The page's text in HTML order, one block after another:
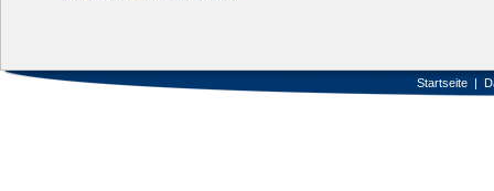
Startseite|